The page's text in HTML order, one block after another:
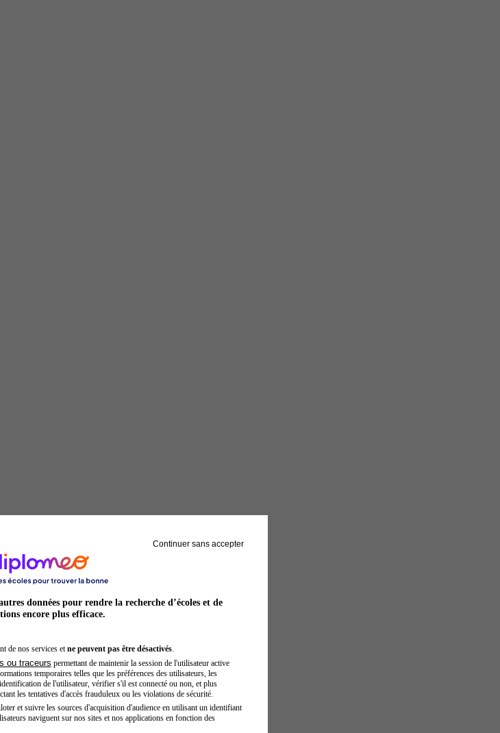
Continuer sans accepter
données pour rendre la recherche d’écoles et de
encore plus efficace.
de nos services et ne peuvent pas être désactivés.
ou traceurs permettant de maintenir la session de l'utilisateur active
temporaires telles que les préférences des utilisateurs, les
de l'utilisateur, vérifier s'il est connecté ou non, et plus
les tentatives d'accès frauduleux ou les violations de sécurité.
et suivre les sources d'acquisition d'audience en utilisant un identifiant
naviguent sur nos sites et nos applications en fonction des